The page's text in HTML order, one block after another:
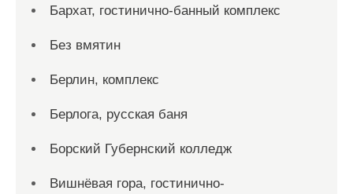
Бархат, гостинично-банный комплекс
Без вмятин
Берлин, комплекс
Берлога, русская баня
Борский Губернский колледж
Вишнёвая гора, гостинично-